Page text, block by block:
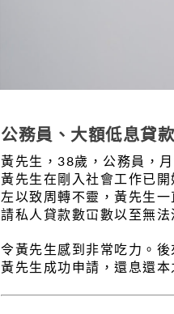
公務員、大額低息貸款
黃先生，38歲，公務員，
黃先生在剛入社會工作已
左以致周轉不靈，黃先生
請私人貸款數冚數以至無法
令黃先生感到非常吃力。
黃先生成功申請，還息還本